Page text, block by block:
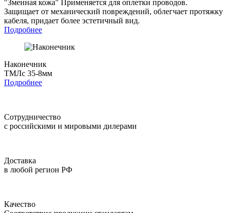
"Змеиная кожа" Применяется для оплетки проводов.
Защищает от механический повреждений, облегчает протяжку
кабеля, придает более эстетичный вид.
Подробнее
Наконечник
ТМЛс 35-8мм
Подробнее
Сотрудничество
с российскими и мировыми дилерами
Доставка
в любой регион РФ
Качество